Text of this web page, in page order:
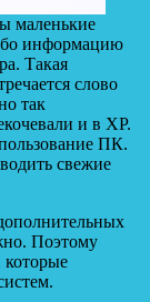
маленькие
информацию
Такая
слово
так
и в XP.
ПК.
свежие
Поэтому